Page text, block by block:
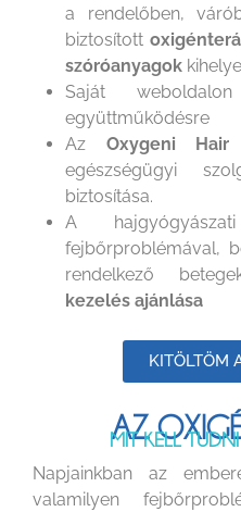
a rendelőben,
biztosított
szóróanyagok
Saját
együttműködésre
Az Oxygeni
egészségügyi
biztosítása.
A
fejbőrproblémával,
rendelkező
kezelés ajánlása
KITÖLTÖM
AZ
MIT KELL
Napjainkban az
valamilyen